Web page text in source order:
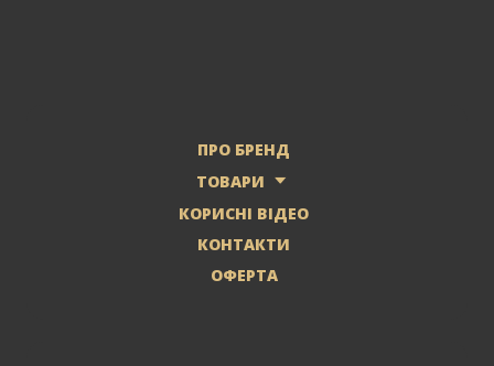
ПРО БРЕНД
ТОВАРИ
КОРИСНІ ВІДЕО
КОНТАКТИ
ОФЕРТА